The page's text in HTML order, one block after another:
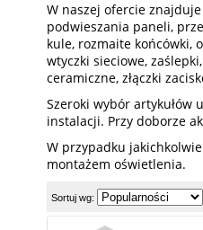
W naszej ofercie
podwieszania paneli,
kule, rozmaite końcówki,
wtyczki sieciowe,
ceramiczne, złączki
Szeroki wybór artykułów
instalacji. Przy doborze
W przypadku
montażem oświetlenia.
Sortuj wg: